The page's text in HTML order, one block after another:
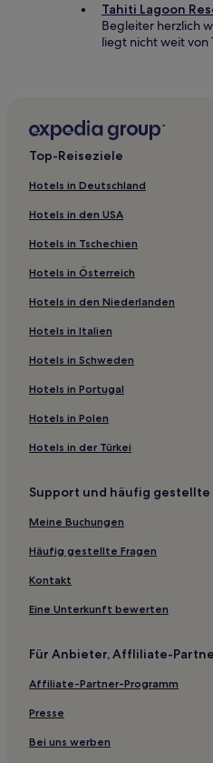
Tahiti Lagoon
Begleiter herzlich
liegt nicht weit
Top-Reiseziele
Hotels in Deutschland
Hotels in den USA
Hotels in Tschechien
Hotels in Österreich
Hotels in den Niederlanden
Hotels in Italien
Hotels in Schweden
Hotels in Portugal
Hotels in Polen
Hotels in der Türkei
Support und häufig gestellte
Meine Buchungen
Häufig gestellte Fragen
Kontakt
Eine Unterkunft bewerten
Für Anbieter, Affliliate-
Affiliate-Partner-Programm
Presse
Bei uns werben